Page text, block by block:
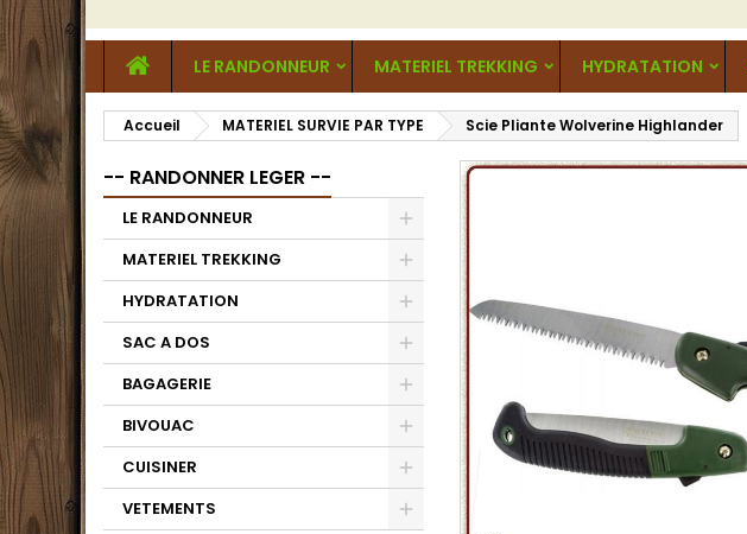
LE RANDONNEUR MATERIEL TREKKING HYDRATATION
Accueil MATERIEL SURVIE PAR TYPE Scie Pliante Wolverine Highlander
-- RANDONNER LEGER --
LE RANDONNEUR
MATERIEL TREKKING
HYDRATATION
SAC A DOS
BAGAGERIE
BIVOUAC
CUISINER
VETEMENTS